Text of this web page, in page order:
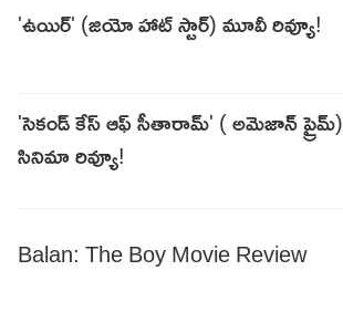
'ఉయిర్' (జియో హాట్ స్టార్) మూవీ రివ్యూ!
'సెకండ్ కేస్ ఆఫ్ సీతారామ్' ( అమెజాన్ ప్రైమ్)
సినిమా రివ్యూ!
Balan: The Boy Movie Review